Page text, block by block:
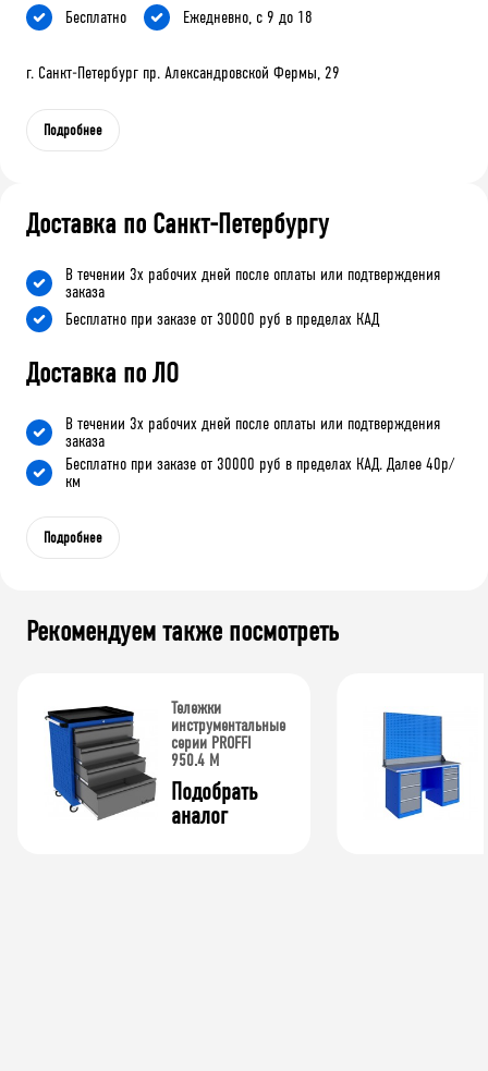
Бесплатно Ежедневно, с 9 до 18
г. Санкт-Петербург пр. Александровской Фермы, 29
Подробнее
Доставка по Санкт-Петербургу
В течении 3х рабочих дней после оплаты или подтверждения
заказа
Бесплатно при заказе от 30000 руб в пределах КАД
Доставка по ЛО
В течении 3х рабочих дней после оплаты или подтверждения
заказа
Бесплатно при заказе от 30000 руб в пределах КАД. Далее 40р/
км
Подробнее
Рекомендуем также посмотреть
Тележки
инструментальные
серии PROFFI
950.4 М
Подобрать
аналог